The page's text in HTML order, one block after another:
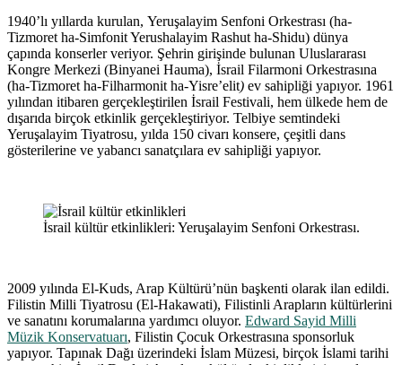
1940’lı yıllarda kurulan, Yeruşalayim Senfoni Orkestrası (ha-
Tizmoret ha-Simfonit Yerushalayim Rashut ha-Shidu) dünya
çapında konserler veriyor. Şehrin girişinde bulunan Uluslararası
Kongre Merkezi (Binyanei Hauma), İsrail Filarmoni Orkestrasına
(ha-Tizmoret ha-Filharmonit ha-Yisre’elit) ev sahipliği yapıyor. 1961
yılından itibaren gerçekleştirilen İsrail Festivali, hem ülkede hem de
dışarıda birçok etkinlik gerçekleştiriyor. Telbiye semtindeki
Yeruşalayim Tiyatrosu, yılda 150 civarı konsere, çeşitli dans
gösterilerine ve yabancı sanatçılara ev sahipliği yapıyor.
İsrail kültür etkinlikleri: Yeruşalayim Senfoni Orkestrası.
2009 yılında El-Kuds, Arap Kültürü’nün başkenti olarak ilan edildi.
Filistin Milli Tiyatrosu (El-Hakawati), Filistinli Arapların kültürlerini
ve sanatını korumalarına yardımcı oluyor. Edward Sayid Milli
Müzik Konservatuarı, Filistin Çocuk Orkestrasına sponsorluk
yapıyor. Tapınak Dağı üzerindeki İslam Müzesi, birçok İslami tarihi